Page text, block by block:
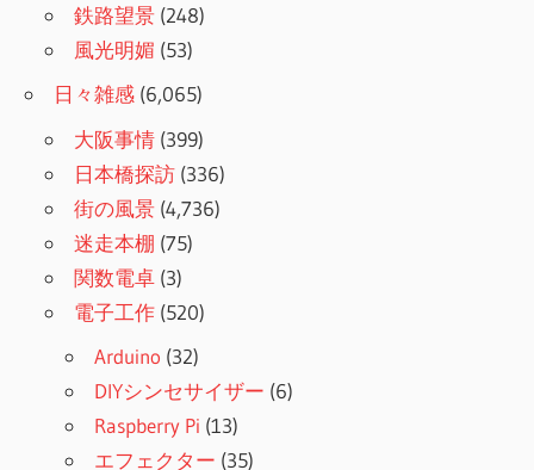
鉄路望景 (248)
風光明媚 (53)
日々雑感 (6,065)
大阪事情 (399)
日本橋探訪 (336)
街の風景 (4,736)
迷走本棚 (75)
関数電卓 (3)
電子工作 (520)
Arduino (32)
DIYシンセサイザー (6)
Raspberry Pi (13)
エフェクター (35)